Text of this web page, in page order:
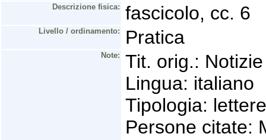
Descrizione fisica: fascicolo, cc. 6
Livello / ordinamento: Pratica
Note:
Tit. orig.:
Lingua: italiano
Tipologia: lettere
Persone citate: